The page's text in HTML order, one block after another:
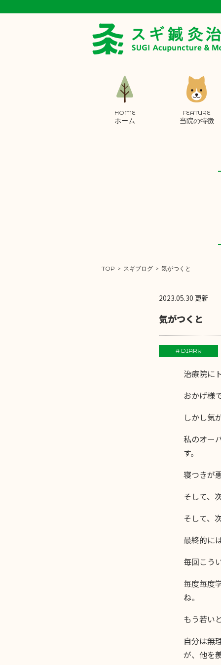
ホーム
HOME
当院の特徴
FEATURE
TOP > スギブログ > 気がつくと
2023.05.30 更新
気がつくと
# DIARY
治療院に
おかげ様
しかし気
私のオー
す。
寝つきが
そして、
そして、
最終的に
毎回こう
毎度毎度
ね。
もう若い
自分は無
が、他を